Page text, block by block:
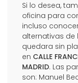
Si lo desea,
oficina para
incluso
alternativas de
quedara sin
en CALLE
MADRID. Las
son: Manuel